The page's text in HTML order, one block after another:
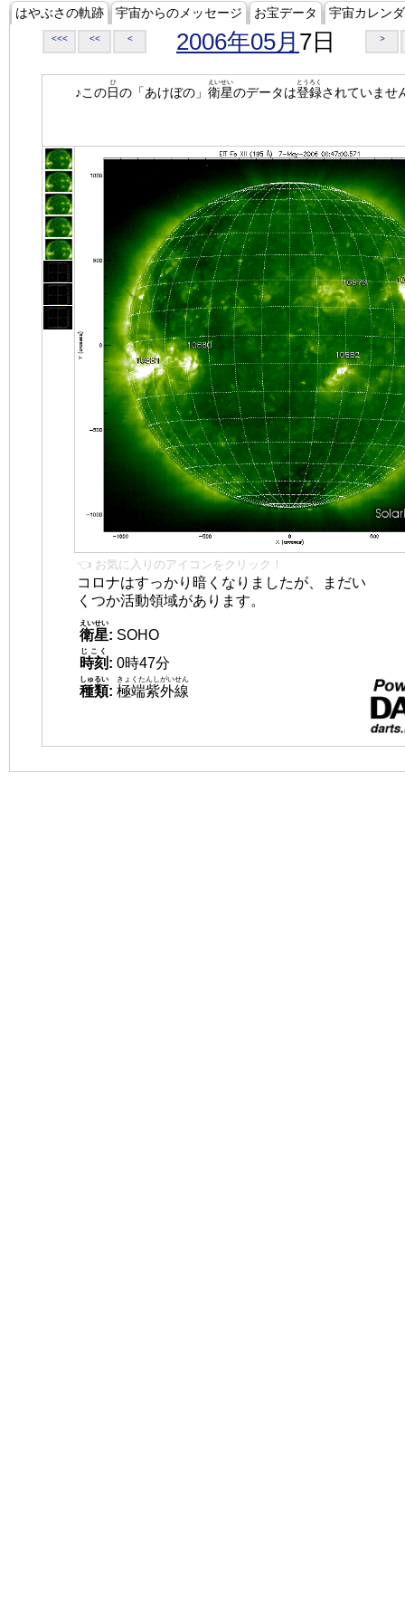
はやぶさの軌跡 宇宙からのメッセージ お宝データ 宇宙カレン
<<< << < 2006年05月 7日 >
♪この日
ひ
の「あけぼの」 衛星
えいせい
のデータは登録
とうろく
されていませ
👈 お気に入りのアイコンをクリック！
コロナはすっかり暗くなりましたが、まだい
くつか活動領域があります。
衛星
えいせい
: SOHO
時刻
じこく
: 0時47分
種類
しゅるい
: 極端紫外線
きょくたんしがいせん